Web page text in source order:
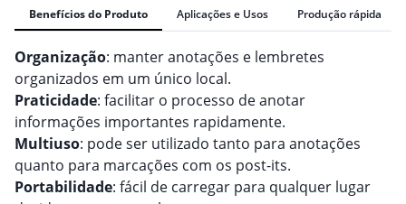
Benefícios do Produto Aplicações e Usos Produção rápida
Organização: manter anotações e lembretes
organizados em um único local.
Praticidade: facilitar o processo de anotar
informações importantes rapidamente.
Multiuso: pode ser utilizado tanto para anotações
quanto para marcações com os post-its.
Portabilidade: fácil de carregar para qualquer lugar